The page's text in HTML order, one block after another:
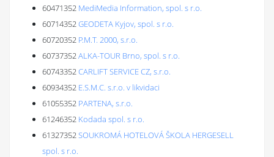
60471352 MediMedia Information, spol. s r.o.
60714352GEODETA Kyjov, spol. s r.o.
60720352 P.M.T. 2000, s.r.o.
60737352ALKA-TOUR Brno, spol. s r.o.
60743352CARLIFT SERVICE CZ, s.r.o.
60934352 E.S.M.C. s.r.o. v likvidaci
61055352 PARTENA, s.r.o.
61246352 Kodada spol. s r.o.
61327352SOUKROMÁ HOTELOVÁ ŠKOLA HERGESELL
spol. s r.o.